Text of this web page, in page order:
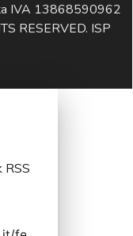
IVA 13868590962
RESERVED. ISP
RSS